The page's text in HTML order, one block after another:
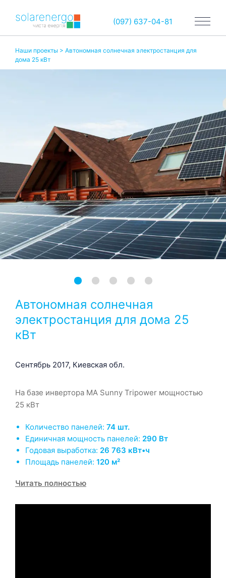
(097) 637-04-81
Наши проекты > Автономная солнечная электростанция для
дома 25 кВт
Автономная солнечная
электростанция для дома 25
кВт
Сентябрь 2017, Киевская обл.
На базе инвертора MA Sunny Tripower мощностью
25 кВт
Количество панелей: 74 шт.
Единичная мощность панелей: 290 Вт
Годовая выработка: 26 763 кВт•ч
Площадь панелей: 120 м²
Читать полностью